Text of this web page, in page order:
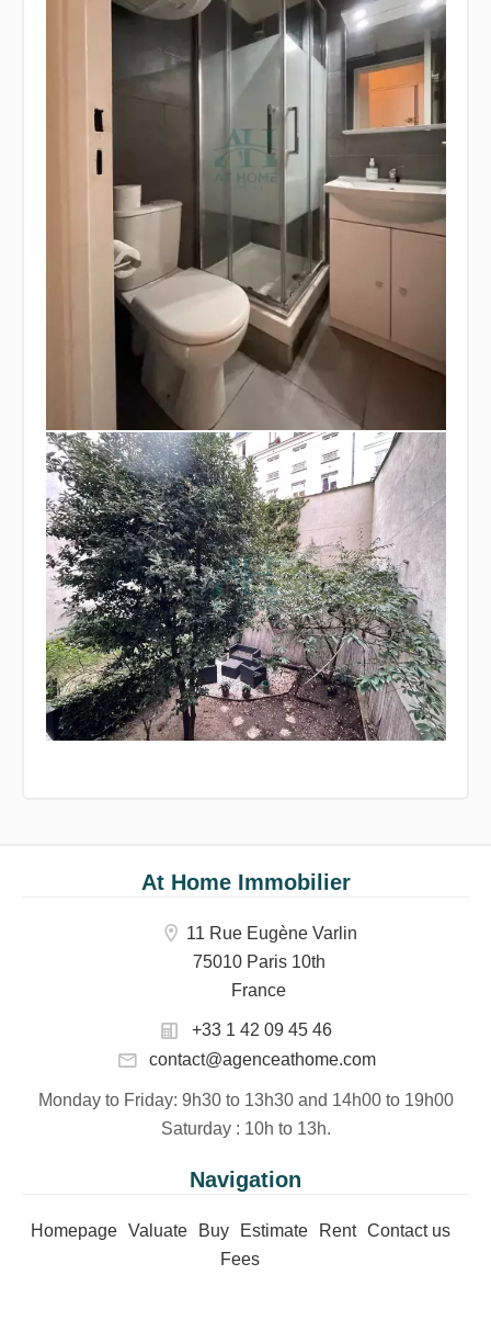
At Home Immobilier
11 Rue Eugène Varlin
75010 Paris 10th
France
+33 1 42 09 45 46
contact@agenceathome.com
Monday to Friday: 9h30 to 13h30 and 14h00 to 19h00
Saturday : 10h to 13h.
Navigation
Homepage Valuate Buy Estimate Rent
Contact us
Fees